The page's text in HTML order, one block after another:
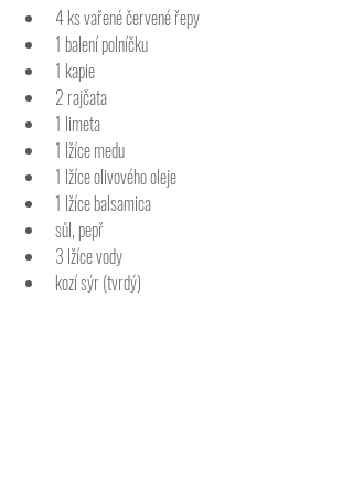
4 ks vařené červené řepy
1 balení polníčku
1 kapie
2 rajčata
1 limeta
1 lžíce medu
1 lžíce olivového oleje
1 lžíce balsamica
sůl, pepř
3 lžíce vody
kozí sýr (tvrdý)